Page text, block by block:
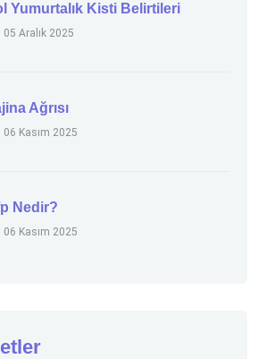
Yumurtalık Kisti Belirtileri
05 Aralık 2025
Ağrısı
06 Kasım 2025
Nedir?
06 Kasım 2025